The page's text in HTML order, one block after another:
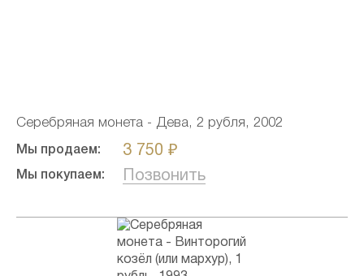
Серебряная монета - Дева, 2 рубля, 2002
Мы продаем: 3 750 ₽
Мы покупаем: Позвонить